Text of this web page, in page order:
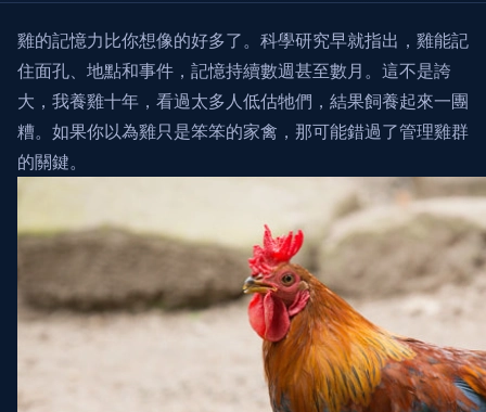
雞的記憶力比你想像的好多了。科學研究早就指出，雞能記
住面孔、地點和事件，記憶持續數週甚至數月。這不是誇
大，我養雞十年，看過太多人低估牠們，結果飼養起來一團
糟。如果你以為雞只是笨笨的家禽，那可能錯過了管理雞群
的關鍵。